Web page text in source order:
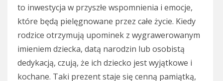
to inwestycja w przyszłe wspomnienia i emocje,
które będą pielęgnowane przez całe życie. Kiedy
rodzice otrzymują upominek z wygrawerowanym
imieniem dziecka, datą narodzin lub osobistą
dedykacją, czują, że ich dziecko jest wyjątkowe i
kochane. Taki prezent staje się cenną pamiątką,